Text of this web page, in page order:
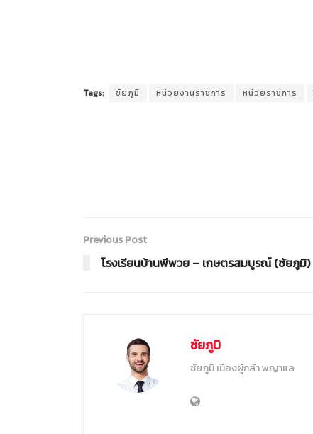
Tags: ชัยภูมิ หน่วยงานราชการ หน่วยราชการ
Previous Post
โรงเรียนบ้านพีพวย – เกษตรสมบูรณ์ (ชัยภูมิ)
ชัยภูมิ
ชัยภูมิ เมืองผู้กล้า พญาแล